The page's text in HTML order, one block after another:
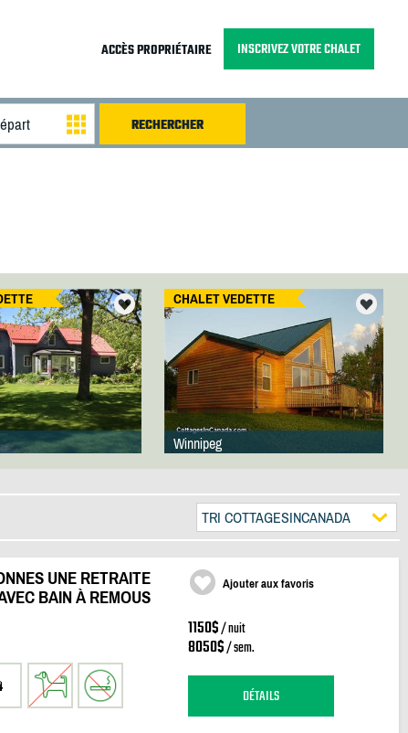
ACCÈS PROPRIÉTAIRE INSCRIVEZ VOTRE CHALET
CHALET VEDETTE
Winnipeg
TRI COTTAGESINCANADA
UNE RETRAITE
BAIN À REMOUS
Ajouter aux favoris
1150$/ nuit
8050$/ sem.
DÉTAILS